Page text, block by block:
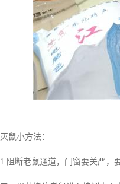
灭鼠小方法：
1.阻断老鼠通道，门窗要关严，